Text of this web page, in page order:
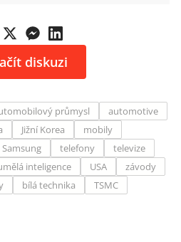
diskuzi
průmysl
automotive
Jižní Korea
mobily
Samsung telefony
televize
inteligence USA
závody
bílá technika TSMC